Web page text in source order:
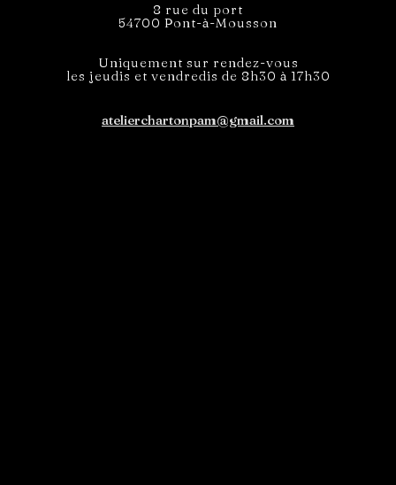
8 rue du port
54700 Pont-à-Mousson
Uniquement sur rendez-vous
les jeudis et vendredis de 8h30 à 17h30
atelierchartonpam@gmail.com